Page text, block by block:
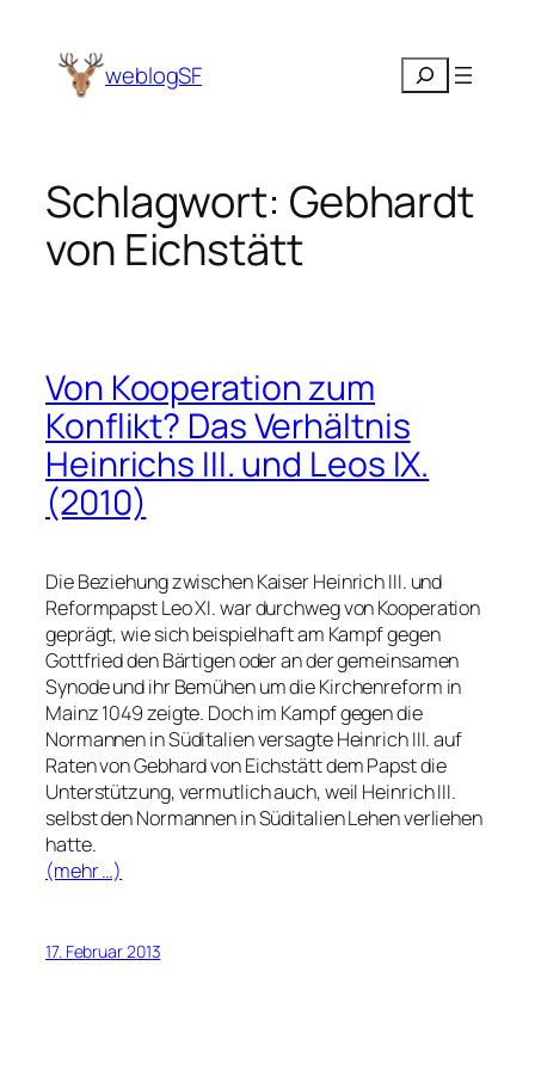
Inhalt
springen weblogSF Suchen
Schlagwort: Gebhardt
von Eichstätt
Von Kooperation zum
Konflikt? Das Verhältnis
Heinrichs III. und Leos IX.
(2010)
Die Beziehung zwischen Kaiser Heinrich III. und
Reformpapst Leo XI. war durchweg von Kooperation
geprägt, wie sich beispielhaft am Kampf gegen
Gottfried den Bärtigen oder an der gemeinsamen
Synode und ihr Bemühen um die Kirchenreform in
Mainz 1049 zeigte. Doch im Kampf gegen die
Normannen in Süditalien versagte Heinrich III. auf
Raten von Gebhard von Eichstätt dem Papst die
Unterstützung, vermutlich auch, weil Heinrich III.
selbst den Normannen in Süditalien Lehen verliehen
hatte.
(mehr …)
17. Februar 2013